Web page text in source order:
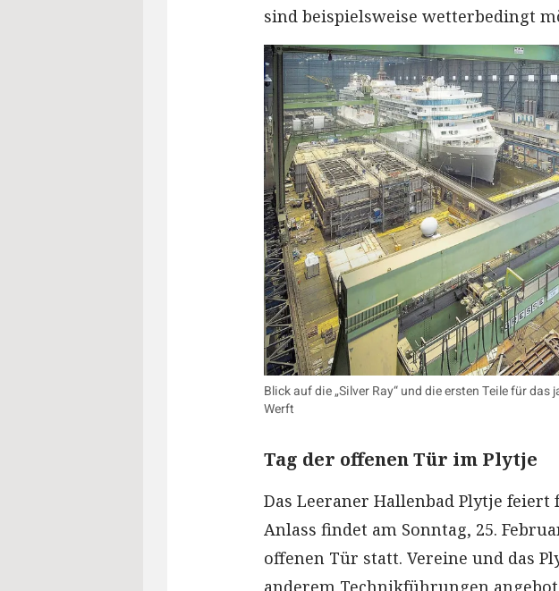
sind beispielsweise wetterbedingt
Blick auf die „Silver Ray“ und die ersten Teile für
Werft
Tag der offenen Tür im Plytje
Das Leeraner Hallenbad Plytje
Anlass findet am Sonntag, 25.
offenen Tür statt. Vereine und das